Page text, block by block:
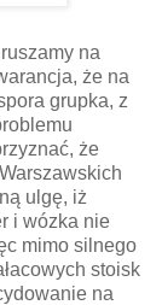
na
że na
grupka, z
że
ulgę, iż
i wózka nie
mimo silnego
stoisk
na